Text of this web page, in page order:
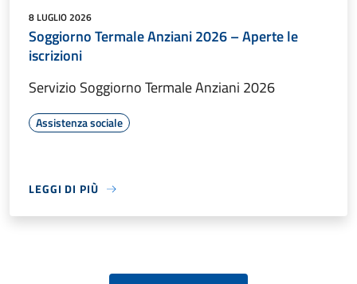
8 LUGLIO 2026
Soggiorno Termale Anziani 2026 – Aperte le
iscrizioni
Servizio Soggiorno Termale Anziani 2026
Assistenza sociale
LEGGI DI PIÙ